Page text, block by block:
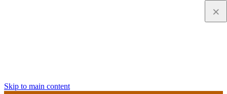
Skip to main content